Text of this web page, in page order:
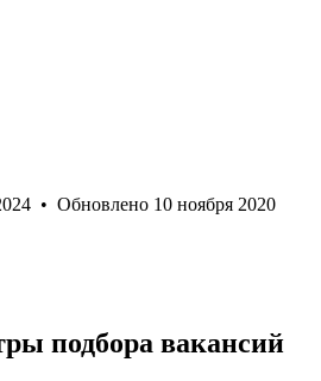
• Обновлено 10 ноября 2020
подбора вакансий